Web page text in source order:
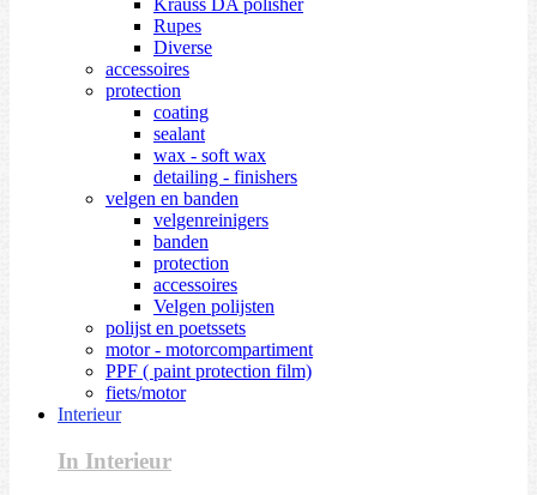
Rupes
Diverse
accessoires
protection
coating
sealant
wax - soft wax
detailing - finishers
velgen en banden
velgenreinigers
banden
protection
accessoires
Velgen polijsten
polijst en poetssets
motor - motorcompartiment
PPF ( paint protection film)
fiets/motor
Interieur
In Interieur